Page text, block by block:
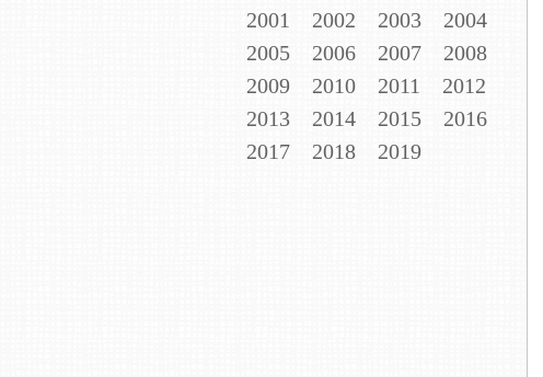
2001
2002 2003
2004
2005
2006 2007
2008
2009
2010 2011
2012
2013
2014 2015
2016
2017
2018 2019